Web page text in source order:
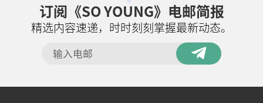
订阅《SO YOUNG》电邮简报
精选内容速递，时时刻刻掌握最新动态。